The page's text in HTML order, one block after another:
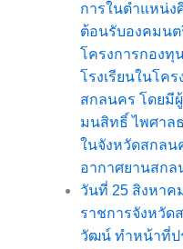
การในตำแหน่ง
ต้อนรับองคมนต
โครงการกองทุ
โรงเรียนในโค
สกลนคร โดยมี
มนสิทธิ์ ไพศาล
ในจังหวัดสกล
อากาศยานสกล
วันที่ 25 สิงหาค
ราชการจังหวั
วัฒน์ ทำหน้าที่ป